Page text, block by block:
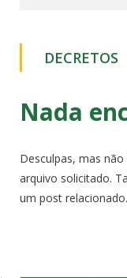
DECRETOS
Nada
Desculpas, mas
arquivo solicitado.
um post relacionado.